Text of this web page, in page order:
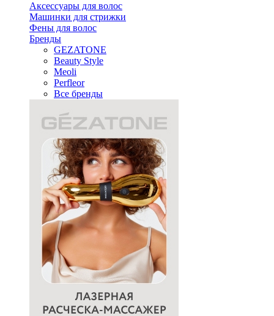
Аксессуары для волос
Машинки для стрижки
Фены для волос
Бренды
GEZATONE
Beauty Style
Meoli
Perfleor
Все бренды